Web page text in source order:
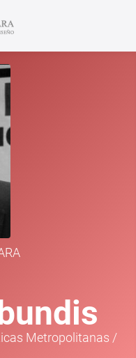
Metropolitanas /